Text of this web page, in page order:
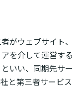
がウェブサイト、
を介して運営する
いい、同期先サー
と第三者サービス